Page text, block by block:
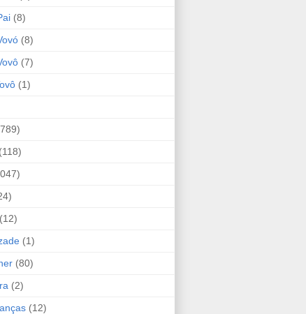
(8)
(8)
(7)
(1)
(118)
(12)
(1)
(80)
(2)
(12)